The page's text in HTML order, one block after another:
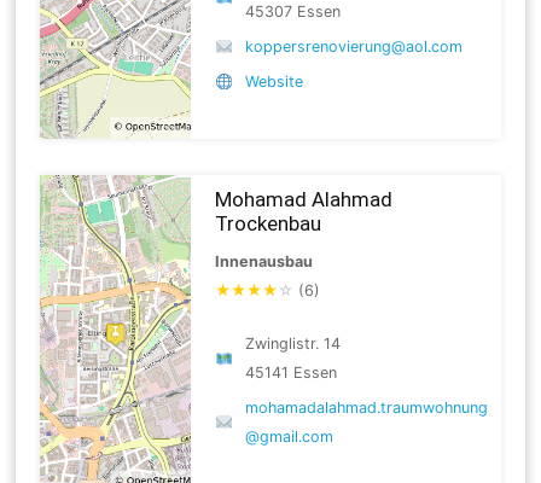
45307 Essen
koppersrenovierung@aol.com
Website
Mohamad Alahmad
Trockenbau
Innenausbau
★★★★ ☆ (6)
Zwinglistr. 14
45141 Essen
mohamadalahmad.traumwohnung
@gmail.com